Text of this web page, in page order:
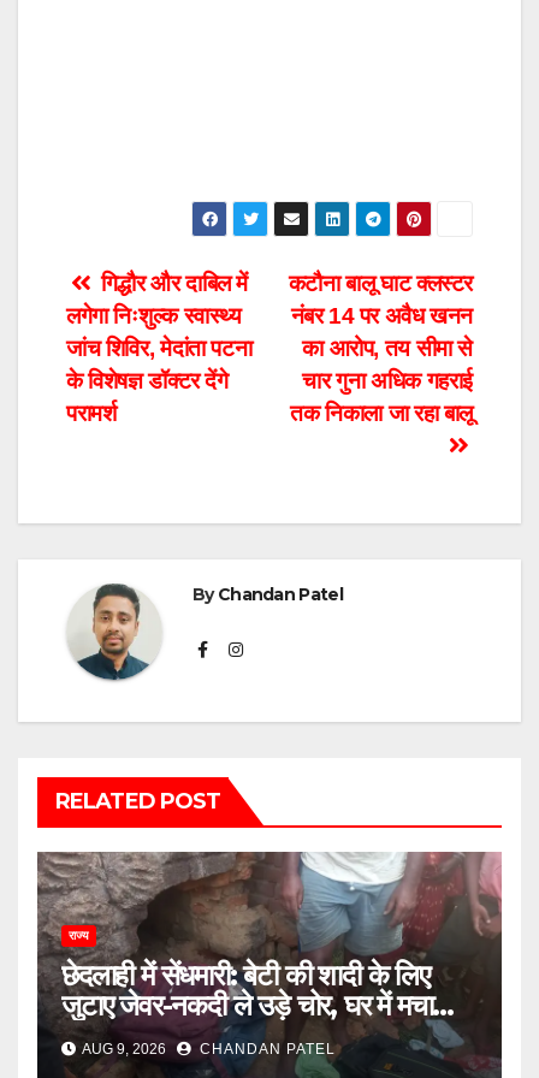
Post
navigation
कटौना बालू घाट क्लस्टर
नंबर 14 पर अवैध खनन
का आरोप, तय सीमा से
चार गुना अधिक गहराई
तक निकाला जा रहा बालू
गिद्धौर और दाबिल में
लगेगा निःशुल्क स्वास्थ्य
जांच शिविर, मेदांता पटना
के विशेषज्ञ डॉक्टर देंगे
परामर्श
ByChandan Patel
RELATED POST
राज्य
छेदलाही में सेंधमारी: बेटी की शादी के लिए
जुटाए जेवर-नकदी ले उड़े चोर, घर में मचा
कोहराम
AUG 9, 2026 CHANDAN PATEL